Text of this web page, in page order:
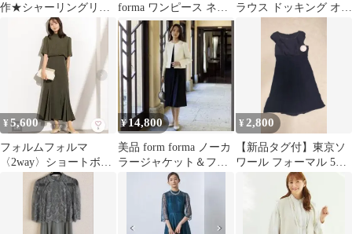
作★シャーリングリボ
ンボレロ×ダイヤ柄キラ
キラドレ
forma ワンピース ネイ
ビー
ラウス ドッキング オー
¥5,600
フォルムフォルマ
〈2way〉ショートボレ
ロ&マーメイドキャミ
ワンピース 新品
¥ 14,800
美品 form forma ノーカ
ラージャケット＆フレ
アワンピース 11号 白黒
¥2,800
【新品タグ付】東京ソ
ワール フォーマル 5号